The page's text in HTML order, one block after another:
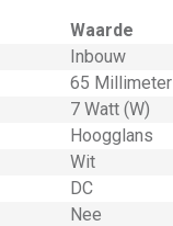
Waarde
Inbouw
65
7 Watt (W)
Hoogglans
Wit
DC
Nee